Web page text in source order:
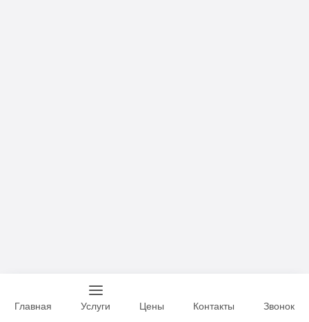
Главная Услуги Цены Контакты Звонок